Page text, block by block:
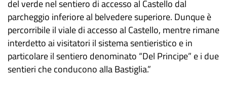
del verde nel sentiero di accesso al Castello dal
parcheggio inferiore al belvedere superiore. Dunque è
percorribile il viale di accesso al Castello, mentre rimane
interdetto ai visitatori il sistema sentieristico e in
particolare il sentiero denominato “Del Principe” e i due
sentieri che conducono alla Bastiglia.”